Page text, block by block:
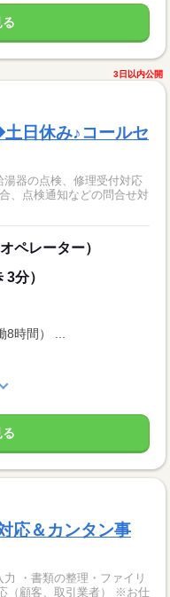
3日以内公開
日休み♪コールセ
器の点検、修理受付対応
、点検通知などの問合せ対
ペレーター）
分）
時間） ...
応＆カンタン事
力 ・書類の整理・ファイリ
（顧客、取引業者） ※お仕